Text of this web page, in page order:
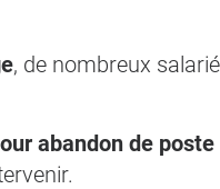
, de nombreux
abandon de poste